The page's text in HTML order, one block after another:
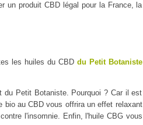
un produit CBD légal pour la France, la
les huiles du CBD du Petit Botaniste
du Petit Botaniste. Pourquoi ? Car il est
bio au CBD vous offrira un effet relaxant
l'insomnie. Enfin, l'huile CBG vous